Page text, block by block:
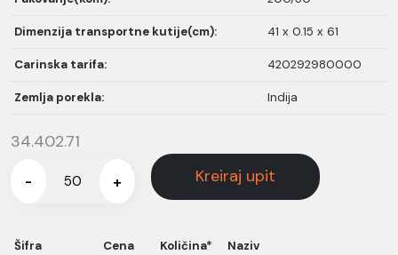
Dimenzija transportne kutije(cm): 41 x 0.15 x 61
Carinska tarifa: 420292980000
Zemlja porekla: Indija
34.402.71
- + Kreiraj upit
Šifra Cena Količina* Naziv